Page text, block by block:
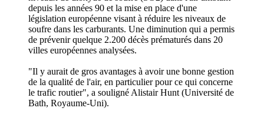
depuis les années 90 et la mise en place d'une
législation européenne visant à réduire les niveaux de
soufre dans les carburants. Une diminution qui a permis
de prévenir quelque 2.200 décès prématurés dans 20
villes européennes analysées.
"Il y aurait de gros avantages à avoir une bonne gestion
de la qualité de l'air, en particulier pour ce qui concerne
le trafic routier", a souligné Alistair Hunt (Université de
Bath, Royaume-Uni).